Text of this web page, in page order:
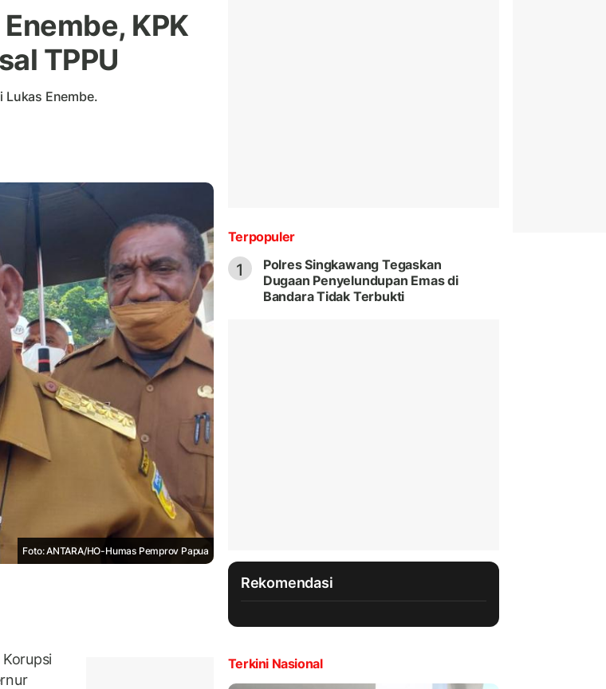
KPK
TPPU
Lukas Enembe.
Foto: ANTARA/HO-Humas Pemprov Papua
Terpopuler
1
Polres Singkawang Tegaskan
Dugaan Penyelundupan Emas di
Bandara Tidak Terbukti
Rekomendasi
Terkini Nasional